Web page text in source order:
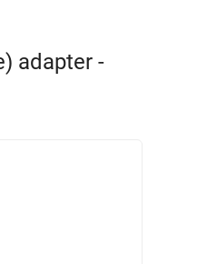
adapter -